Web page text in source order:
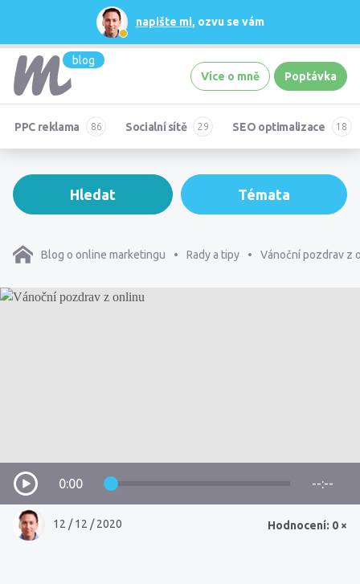
napište mi, ozvu se vám
blog
Více o mně
Poptávka
PPC reklama Socialní sítě SEO optimalizace
Blog o online marketingu Rady a tipy Vánoční pozdrav z
12 / 12 / 2020 Hodnocení: 0 ×
0:00 --:--
Hledat Témata